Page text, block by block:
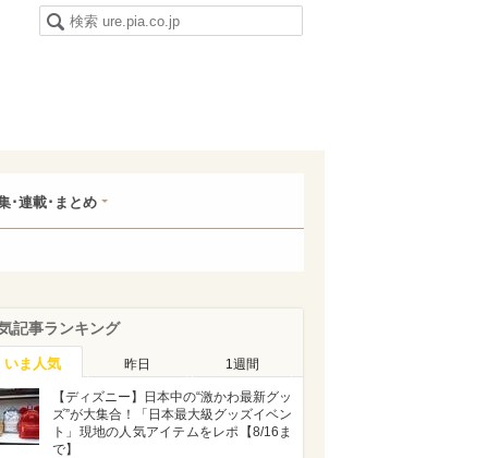
･連載･まとめ
記事ランキング
いま人気 昨日 1週間
【ディズニー】日本中の“激かわ最新グッ
ズ”が大集合！「日本最大級グッズイベン
ト」現地の人気アイテムをレポ【8/16ま
で】